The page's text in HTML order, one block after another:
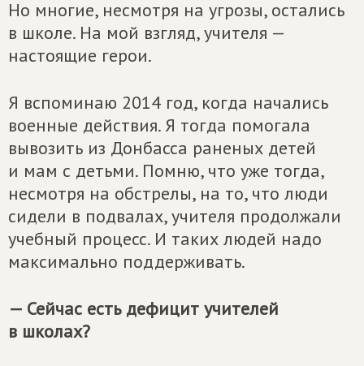
Но многие, несмотря на угрозы, остались
в школе. На мой взгляд, учителя —
настоящие герои.
Я вспоминаю 2014 год, когда начались
военные действия. Я тогда помогала
вывозить из Донбасса раненых детей
и мам с детьми. Помню, что уже тогда,
несмотря на обстрелы, на то, что люди
сидели в подвалах, учителя продолжали
учебный процесс. И таких людей надо
максимально поддерживать.
— Сейчас есть дефицит учителей
в школах?